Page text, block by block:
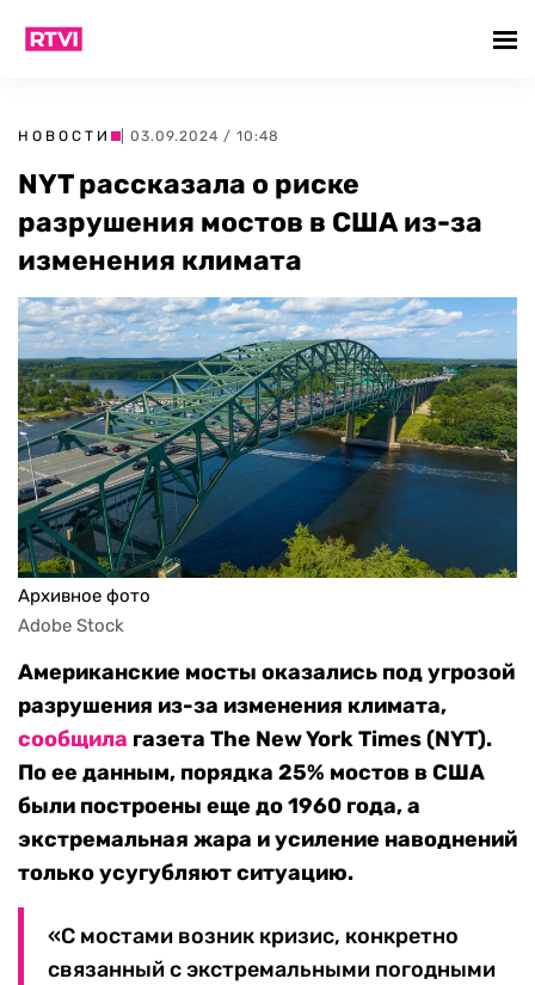
НОВОСТИ | 03.09.2024 / 10:48
NYT рассказала о риске
разрушения мостов в США из-за
изменения климата
Архивное фото
Adobe Stock
Американские мосты оказались под угрозой
разрушения из-за изменения климата,
сообщила газета The New York Times (NYT).
По ее данным, порядка 25% мостов в США
были построены еще до 1960 года, а
экстремальная жара и усиление наводнений
только усугубляют ситуацию.
«С мостами возник кризис, конкретно
связанный с экстремальными погодными